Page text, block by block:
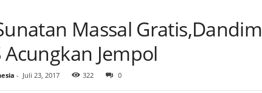
Massal Gratis,Dandim
Acungkan Jempol
- Juli 23, 2017 322 0